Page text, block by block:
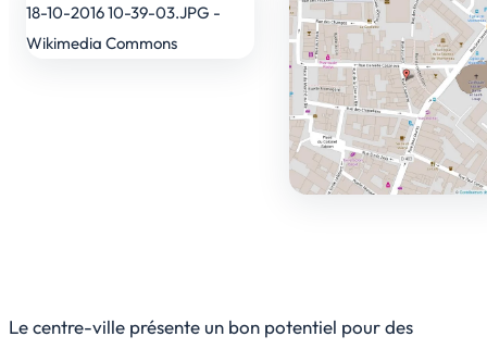
Le centre-ville présente un bon potentiel pour des